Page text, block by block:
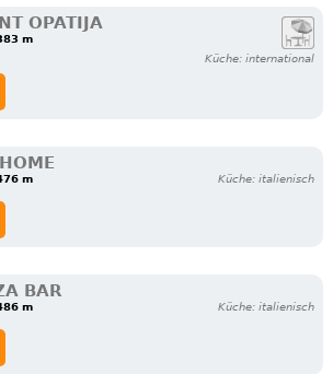
OPATIJA
m
Küche: international
m Küche: italienisch
BAR
m Küche: italienisch